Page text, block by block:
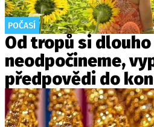
POČASÍ
Od tropů si dlouho
neodpočineme,
předpovědi do